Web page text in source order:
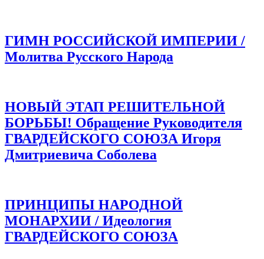
ГИМН РОССИЙСКОЙ ИМПЕРИИ /
Молитва Русского Народа
НОВЫЙ ЭТАП РЕШИТЕЛЬНОЙ
БОРЬБЫ! Обращение Руководителя
ГВАРДЕЙСКОГО СОЮЗА Игоря
Дмитриевича Соболева
ПРИНЦИПЫ НАРОДНОЙ
МОНАРХИИ / Идеология
ГВАРДЕЙСКОГО СОЮЗА